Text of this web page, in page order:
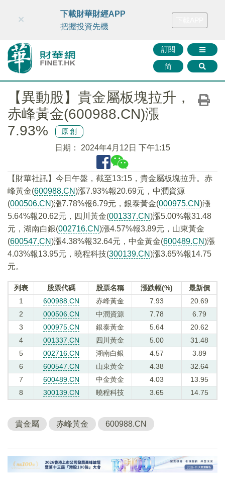
財華智庫網 FINTV FINMETA 財華證券 媒體矩陣
訂閱
简
×
下載財華財經APP
把握投資先機
【異動股】貴金屬板塊拉升，
赤峰黃金(600988.CN)漲
7.93%
原創
日期： 2024年4月12日 下午1:15
【財華社訊】今日午盤，截至13:15，貴金屬板塊拉升。赤
峰黃金(600988.CN)漲7.93%報20.69元，中潤資源
(000506.CN)漲7.78%報6.79元，銀泰黃金(000975.CN)漲
5.64%報20.62元，四川黃金(001337.CN)漲5.00%報31.48
元，湖南白銀(002716.CN)漲4.57%報3.89元，山東黃金
(600547.CN)漲4.38%報32.64元，中金黃金(600489.CN)漲
4.03%報13.95元，曉程科技(300139.CN)漲3.65%報14.75
元。
列表 股票代碼 股票名稱 漲跌幅(%)
最新價
1
600988.CN 赤峰黃金 7.93
20.69
2
000506.CN 中潤資源 7.78
6.79
3
000975.CN 銀泰黃金 5.64
20.62
4
001337.CN 四川黃金 5.00
31.48
5
002716.CN 湖南白銀 4.57
3.89
6
600547.CN 山東黃金 4.38
32.64
7
600489.CN 中金黃金 4.03
13.95
8
300139.CN 曉程科技 3.65 14.75
貴金屬 赤峰黃金 600988.CN